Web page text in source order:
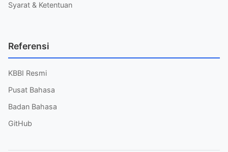
Syarat & Ketentuan
Referensi
KBBI Resmi
Pusat Bahasa
Badan Bahasa
GitHub